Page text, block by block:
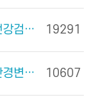
건강검진(국가건강검진) 외 2건 19291
간경변증 외 3건 10607